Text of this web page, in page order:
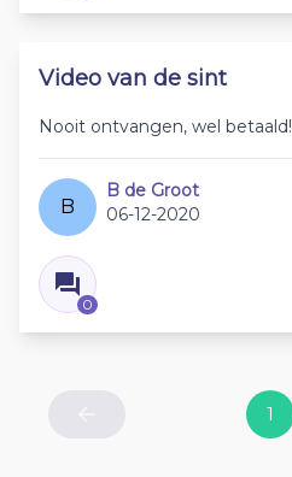
Video van de sint
Nooit ontvangen, wel betaald!
B
B de Groot
06-12-2020
0
1